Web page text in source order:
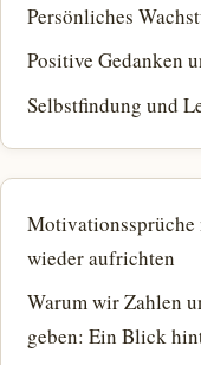
Persönliches
Positive Gedanken
Selbstfindung und
Motivationssprüche
wieder aufrichten
Warum wir Zahlen
geben: Ein Blick